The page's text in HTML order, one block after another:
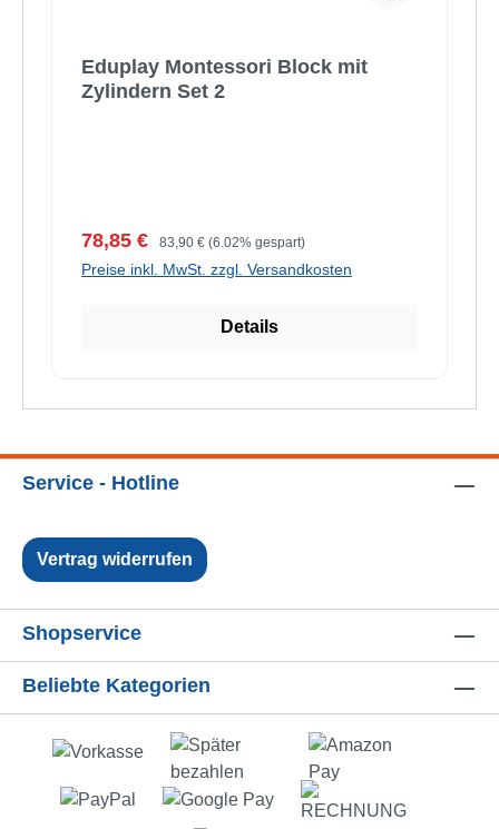
Eduplay Montessori Block mit
Zylindern Set 2
Verkaufspreis:
78,85 € Regulärer Preis:
83,90 € (6.02% gespart)
Preise inkl. MwSt. zzgl. Versandkosten
Details
Service - Hotline
Vertrag widerrufen
Shopservice
Beliebte Kategorien